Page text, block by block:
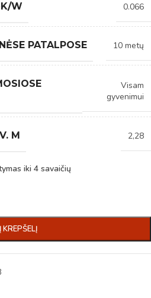
K/W 0.066
PATALPOSE 10 metų
Visam
gyvenimui
M 2,28
iki 4 savaičių
Į KREPŠELĮ